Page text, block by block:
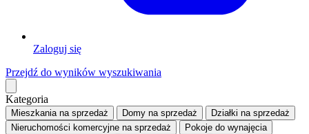
Zaloguj się
Przejdź do wyników wyszukiwania
Kategoria
Mieszkaniana sprzedaż Domy na sprzedaż Działki na sprzedaż
Nieruchomości komercyjne na sprzedaż Pokoje do wynajęcia